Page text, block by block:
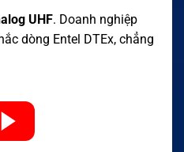
UHF. Doanh nghiệp
dòng Entel DTEx, chẳng